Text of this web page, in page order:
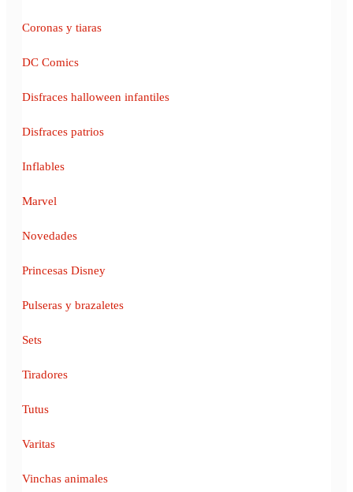
Coronas y tiaras
DC Comics
Disfraces halloween infantiles
Disfraces patrios
Inflables
Marvel
Novedades
Princesas Disney
Pulseras y brazaletes
Sets
Tiradores
Tutus
Varitas
Vinchas animales